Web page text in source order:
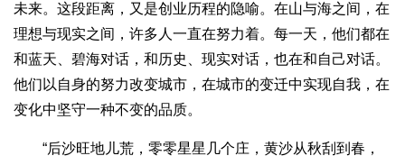
未来。这段距离，又是创业历程的隐喻。在山与海之间，在
理想与现实之间，许多人一直在努力着。每一天，他们都在
和蓝天、碧海对话，和历史、现实对话，也在和自己对话。
他们以自身的努力改变城市，在城市的变迁中实现自我，在
变化中坚守一种不变的品质。
“后沙旺地儿荒，零零星星几个庄，黄沙从秋刮到春，